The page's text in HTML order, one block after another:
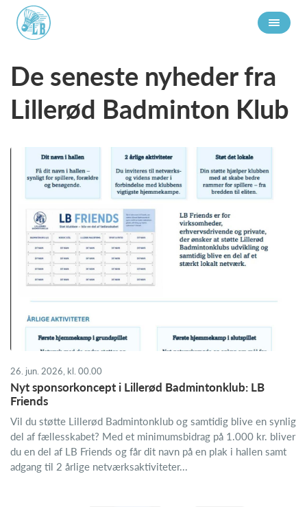
De seneste nyheder fra
Lillerød Badminton Klub
26. jun. 2026, kl. 00.00
Nyt sponsorkoncept i Lillerød Badmintonklub: LB
Friends
Vil du støtte Lillerød Badmintonklub og samtidig blive en synlig
del af fællesskabet? Med et minimumsbidrag på 1.000 kr. bliver
du en del af LB Friends og får dit navn på en plak i hallen samt
adgang til 2 årlige netværksaktiviteter...